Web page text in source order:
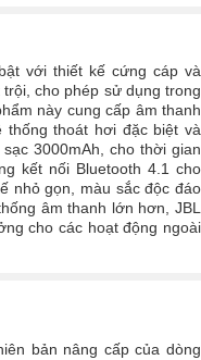
với thiết kế cứng cáp và
cho phép sử dụng trong
này cung cấp âm thanh
thoát hơi đặc biệt và
3000mAh, cho thời gian
kết nối Bluetooth 4.1 cho
nhỏ gọn, màu sắc độc đáo
âm thanh lớn hơn, JBL
cho các hoạt động ngoài
bản nâng cấp của dòng